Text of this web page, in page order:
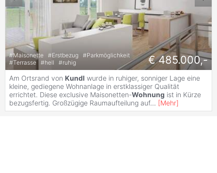
#Maisonette #Erstbezug #Parkmöglichkeit
#Terrasse #hell #ruhig € 485.000,-
Am Ortsrand von Kundl wurde in ruhiger, sonniger Lage eine
kleine, gediegene Wohnanlage in erstklassiger Qualität
errichtet. Diese exclusive Maisonetten-Wohnung ist in Kürze
bezugsfertig. Großzügige Raumaufteilung auf... [Mehr]